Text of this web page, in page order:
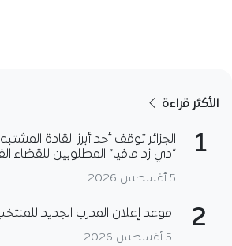
الأكثر قراءة
1
الجزائر توقف أحد أبرز القادة
“دي زد مافيا” المطلوبين للقضاء
5 أغسطس 2026
2 موعد إعلان المدرب الجديد
5 أغسطس 2026